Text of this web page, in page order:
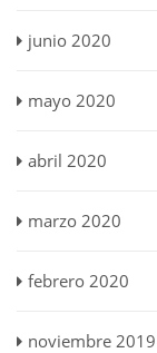
junio 2020
mayo 2020
abril 2020
marzo 2020
febrero 2020
noviembre 2019